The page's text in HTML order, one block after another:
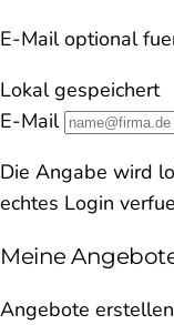
E-Mail optional
Lokal gespeichert
E-Mail
Die Angabe wird
echtes Login
Meine
Angebote